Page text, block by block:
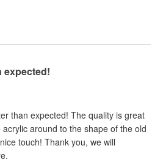
expected!
than expected! The quality is great
around to the shape of the old
touch! Thank you, we will